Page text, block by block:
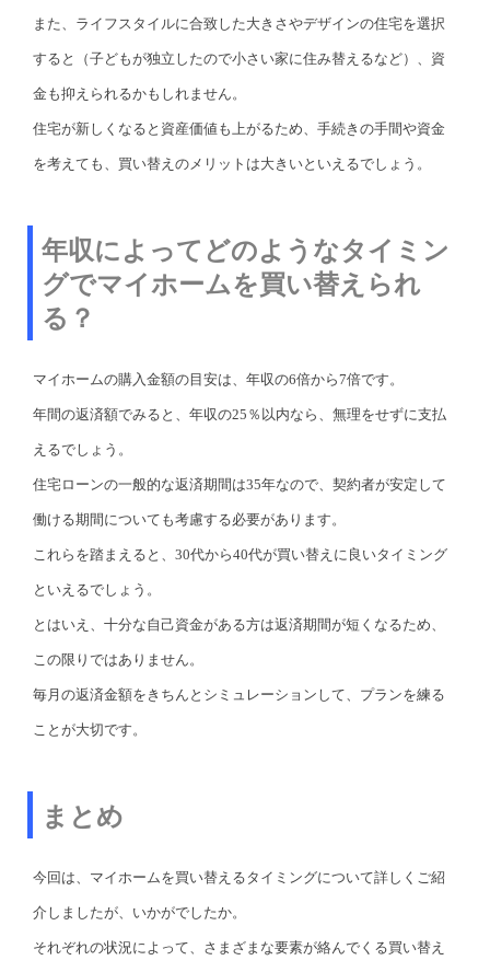
また、ライフスタイルに合致した大きさやデザインの住宅を選択
すると（子どもが独立したので小さい家に住み替えるなど）、資
金も抑えられるかもしれません。
住宅が新しくなると資産価値も上がるため、手続きの手間や資金
を考えても、買い替えのメリットは大きいといえるでしょう。
年収によってどのようなタイミン
グでマイホームを買い替えられ
る？
マイホームの購入金額の目安は、年収の6倍から7倍です。
年間の返済額でみると、年収の25％以内なら、無理をせずに支払
えるでしょう。
住宅ローンの一般的な返済期間は35年なので、契約者が安定して
働ける期間についても考慮する必要があります。
これらを踏まえると、30代から40代が買い替えに良いタイミング
といえるでしょう。
とはいえ、十分な自己資金がある方は返済期間が短くなるため、
この限りではありません。
毎月の返済金額をきちんとシミュレーションして、プランを練る
ことが大切です。
まとめ
今回は、マイホームを買い替えるタイミングについて詳しくご紹
介しましたが、いかがでしたか。
それぞれの状況によって、さまざまな要素が絡んでくる買い替え